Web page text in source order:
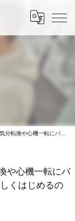
と「書道」を新しくはじめるのはいかが？／青霄書法会
や心機一転にバ
くはじめるの